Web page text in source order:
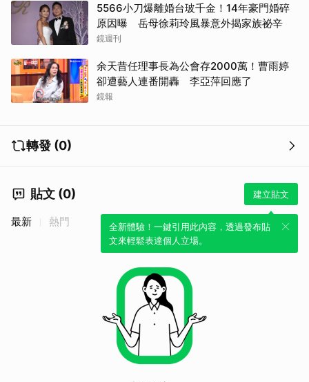
5566小刀爆離婚台玻千金！14年豪門婚碎
原因曝 岳母徐莉玲風暴意外揭家族祕辛
鏡週刊
余天昔任理事長為公會存2000萬！曹雨婷
卻遭藝人連番開轟 李亞萍回應了
鏡報
轉發 (0)
貼文 (0) 建立貼文
全新體驗！一鍵引用此內容，透過發布貼
文來輕鬆表達個人立場。
最新 熱門